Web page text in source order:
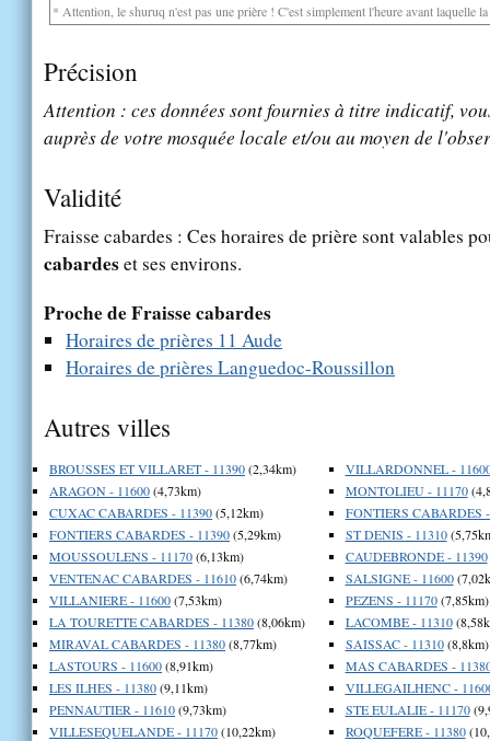
* Attention, le shuruq n'est pas une prière ! C'est simplement l'heure avant laquelle
Précision
Attention : ces données sont fournies à titre indicatif,
auprès de votre mosquée locale et/ou au moyen de
Validité
Fraisse cabardes : Ces horaires de prière sont valables
cabardeset ses environs.
Proche de Fraisse cabardes
Horaires de prières 11 Aude
Horaires de prières Languedoc-Roussillon
Autres villes
BROUSSES ET VILLARET - 11390(2,34km)
ARAGON - 11600(4,73km)
CUXAC CABARDES - 11390(5,12km)
FONTIERS CABARDES - 11390(5,29km)
MOUSSOULENS - 11170(6,13km)
VENTENAC CABARDES - 11610(6,74km)
VILLANIERE - 11600(7,53km)
LA TOURETTE CABARDES - 11380(8,06km)
MIRAVAL CABARDES - 11380(8,77km)
LASTOURS - 11600(8,91km)
LES ILHES - 11380(9,11km)
PENNAUTIER - 11610(9,73km)
VILLESEQUELANDE - 11170(10,22km)
VILLARDONNEL -
MONTOLIEU - 11170
FONTIERS CABARDES
ST DENIS - 11310
CAUDEBRONDE - 11390
SALSIGNE - 11600
PEZENS - 11170(7,85km)
LACOMBE - 11310
SAISSAC - 11310(8,8km)
MAS CABARDES -
VILLEGAILHENC -
STE EULALIE - 11170
ROQUEFERE - 11380